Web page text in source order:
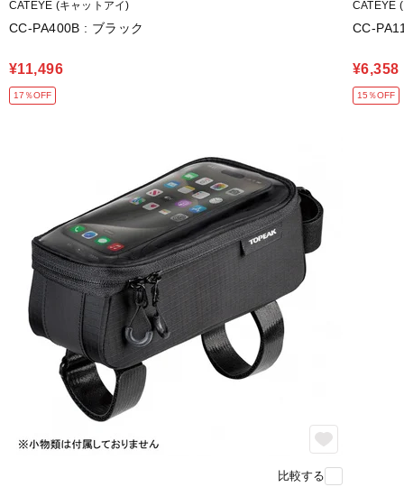
CATEYE (キャットアイ)
CC-PA400B : ブラック
¥11,496
17％OFF
CATEYE
CC-
¥6,358
15％OFF
比較する